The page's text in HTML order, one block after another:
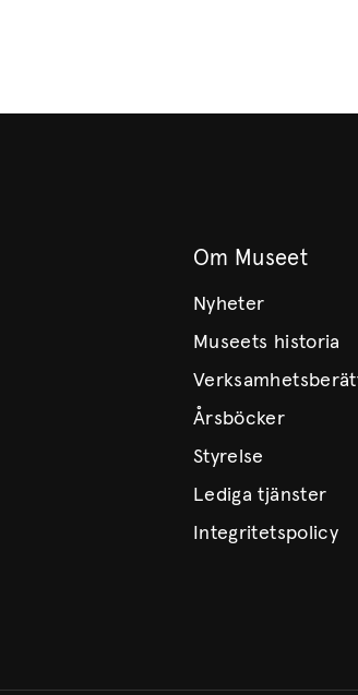
Om Museet
Nyheter
Museets historia
Årsböcker
Styrelse
Lediga tjänster
Integritetspolicy